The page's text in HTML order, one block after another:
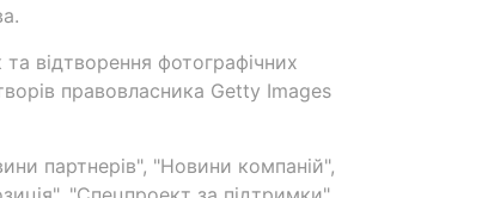
відтворення фотографічних
правовласника Getty Images
партнерів", "Новини компаній",